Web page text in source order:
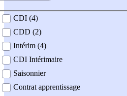
contrat
CDI (4)
CDD (2)
Intérim (4)
CDI Intérimaire
Saisonnier
Contrat apprentissage